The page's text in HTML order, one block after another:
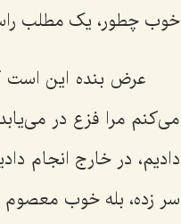
خوب چطور، یک مطلب
عرض بنده این است
می‌کنم مرا فزع در
دادیم، در خارج انجام
سر زده، بله خوب معصوم